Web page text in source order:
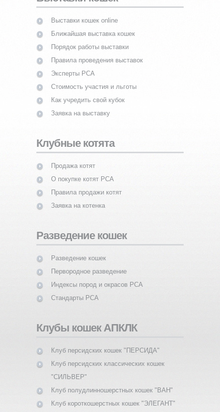
Выставки кошек online
Ближайшая выставка кошек
Порядок работы выставки
Правила проведения выставок
Эксперты PCA
Стоимость участия и льготы
Как учредить свой кубок
Заявка на выставку
Клубные котята
Продажа котят
О покупке котят PCA
Правила продажи котят
Заявка на котенка
Разведение кошек
Разведение кошек
Первородное разведение
Индексы пород и окрасов PCA
Стандарты PCA
Клубы кошек АПКЛК
Клуб персидских кошек "ПЕРСИДА"
Клуб персидских классических кошек
"СИЛЬВЕР"
Клуб полудлинношерстных кошек "ВАН"
Клуб короткошерстных кошек "ЭЛЕГАНТ"